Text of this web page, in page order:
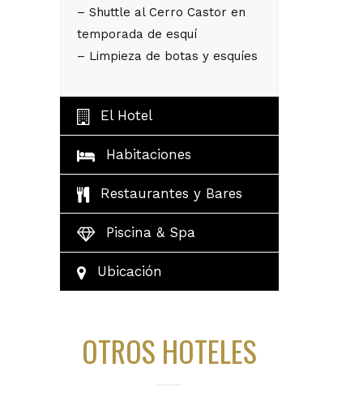
– Shuttle al Cerro Castor en
temporada de esquí
– Limpieza de botas y esquíes
El Hotel
Habitaciones
Restaurantes y Bares
Piscina & Spa
Ubicación
OTROS HOTELES